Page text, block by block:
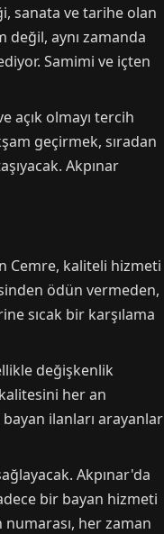
sanata ve tarihe olan
aynı zamanda
Samimi ve içten
açık olmayı tercih
geçirmek, sıradan
Akpınar
Cemre, kaliteli hizmeti
ödün vermeden,
sıcak bir karşılama
değişkenlik
her an
ilanları arayanlar
Akpınar'da
bir bayan hizmeti
her zaman